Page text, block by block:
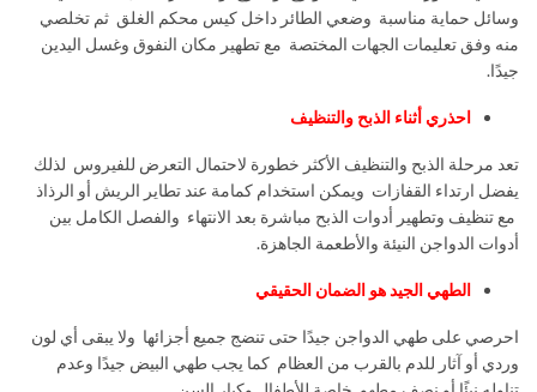
وسائل حماية مناسبة وضعي الطائر داخل كيس محكم الغلق ثم تخلصي
منه وفق تعليمات الجهات المختصة مع تطهير مكان النفوق وغسل اليدين
جيدًا.
احذري أثناء الذبح والتنظيف
تعد مرحلة الذبح والتنظيف الأكثر خطورة لاحتمال التعرض للفيروس لذلك
يفضل ارتداء القفازات ويمكن استخدام كمامة عند تطاير الريش أو الرذاذ
مع تنظيف وتطهير أدوات الذبح مباشرة بعد الانتهاء والفصل الكامل بين
أدوات الدواجن النيئة والأطعمة الجاهزة.
الطهي الجيد هو الضمان الحقيقي
احرصي على طهي الدواجن جيدًا حتى تنضج جميع أجزائها ولا يبقى أي لون
وردي أو آثار للدم بالقرب من العظام كما يجب طهي البيض جيدًا وعدم